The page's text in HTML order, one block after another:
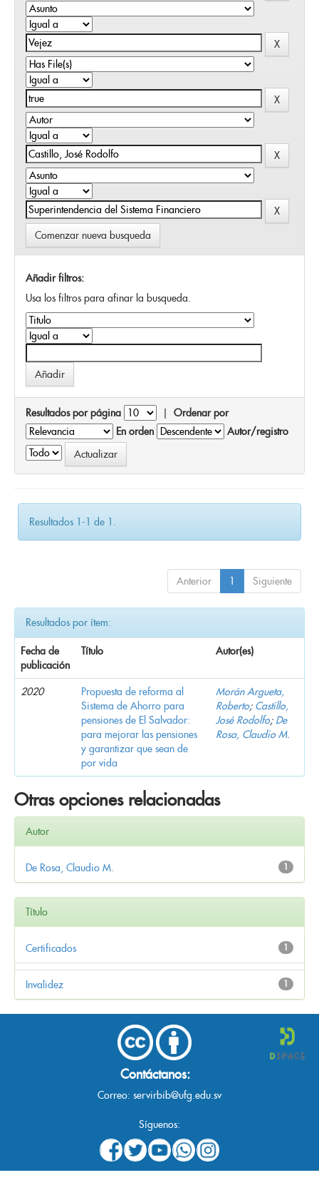
Comenzar nueva busqueda
Añadir filtros:
Usa los filtros para afinar la busqueda.
Resultados por página | Ordenar por
En orden
Autor/registro
Resultados 1-1 de 1.
Anterior 1 Siguiente
Resultados por ítem:
Fecha de
publicación
Título Autor(es)
2020
Propuesta de reforma al
Sistema de Ahorro para
pensiones de El Salvador:
para mejorar las pensiones
y garantizar que sean de
por vida
Morán Argueta,
Roberto; Castillo,
José Rodolfo; De
Rosa, Claudio M.
Otras opciones relacionadas
Autor
1
De Rosa, Claudio M.
Título
1
Certificados
1
Invalidez
Contáctanos:
Correo: servirbib@ufg.edu.sv
Síguenos: